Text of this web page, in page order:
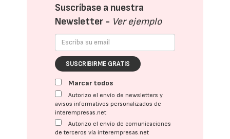
Suscríbase a nuestra
Newsletter - Ver ejemplo
SUSCRIBIRME GRATIS
Marcar todos
Autorizo el envío de newsletters y
avisos informativos personalizados de
interempresas.net
Autorizo el envío de comunicaciones
de terceros vía interempresas.net